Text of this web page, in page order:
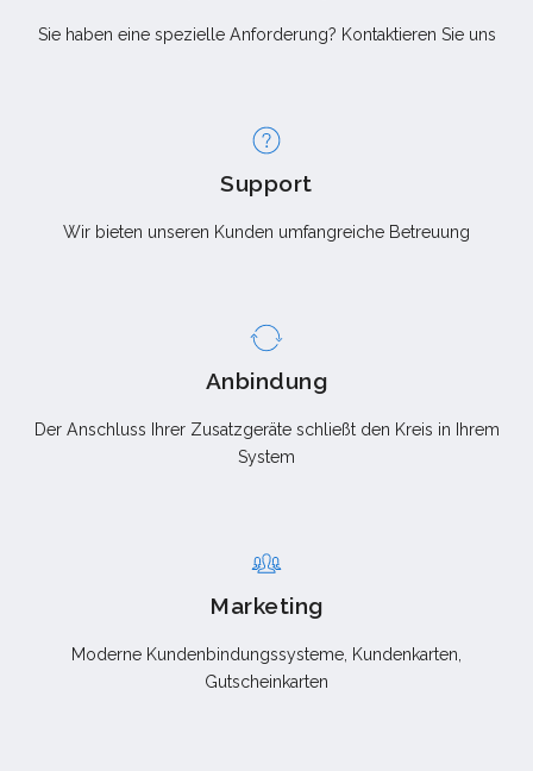
Sie haben eine spezielle Anforderung? Kontaktieren Sie uns
Support
Wir bieten unseren Kunden umfangreiche Betreuung
Anbindung
Der Anschluss Ihrer Zusatzgeräte schließt den Kreis in Ihrem
System
Marketing
Moderne Kundenbindungssysteme, Kundenkarten,
Gutscheinkarten